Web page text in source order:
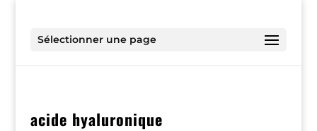
Sélectionner une page
acide hyaluronique